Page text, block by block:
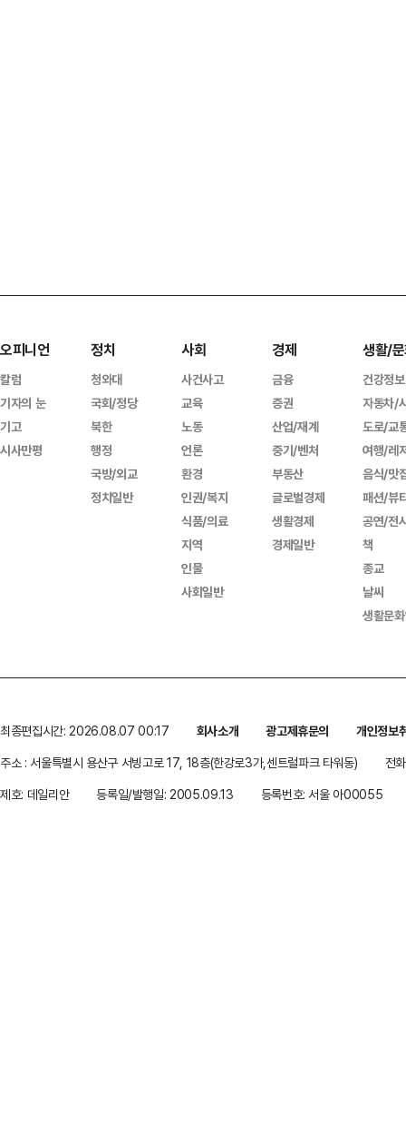
오피니언
칼럼
기자의 눈
기고
시사만평
정치
청와대
국회/정당
북한
행정
국방/외교
정치일반
사회
사건사고
교육
노동
언론
환경
인권/복지
식품/의료
지역
인물
사회일반
경제
금융
증권
산업/재계
중기/벤처
부동산
글로벌경제
생활경제
경제일반
생활/
건강정보
자동차/
도로/교
여행/레
음식/맛
패션/뷰
공연/전
책
종교
날씨
생활문
최종편집시간: 2026.08.07 00:17 회사소개 광고제휴문의
개인정보
주소 : 서울특별시 용산구 서빙고로 17, 18층(한강로3가,센트럴파크 타워동)
전
제호: 데일리안
등록일/발행일: 2005.09.13 등록번호: 서울 아00055